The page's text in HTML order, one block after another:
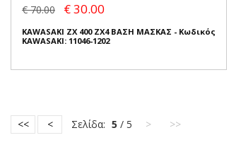
€ 70.00 € 30.00
KAWASAKI ZX 400 ZX4 ΒΑΣΗ ΜΑΣΚΑΣ - Κωδικός
KAWASAKI: 11046-1202
<< < Σελίδα: 5 / 5 > >>